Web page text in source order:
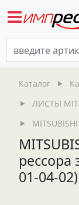
Каталог
ЛИСТЫ
рессора
01-04-02)